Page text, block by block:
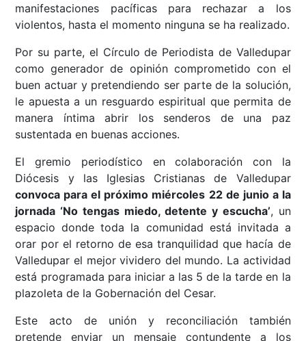
manifestaciones pacíficas para rechazar a los
violentos, hasta el momento ninguna se ha realizado.
Por su parte, el Círculo de Periodista de Valledupar
como generador de opinión comprometido con el
buen actuar y pretendiendo ser parte de la solución,
le apuesta a un resguardo espiritual que permita de
manera íntima abrir los senderos de una paz
sustentada en buenas acciones.
El gremio periodístico en colaboración con la
Diócesis y las Iglesias Cristianas de Valledupar
convoca para el próximo miércoles 22 de junio a la
jornada ‘No tengas miedo, detente y escucha’, un
espacio donde toda la comunidad está invitada a
orar por el retorno de esa tranquilidad que hacía de
Valledupar el mejor vividero del mundo. La actividad
está programada para iniciar a las 5 de la tarde en la
plazoleta de la Gobernación del Cesar.
Este acto de unión y reconciliación también
pretende enviar un mensaje contundente a los